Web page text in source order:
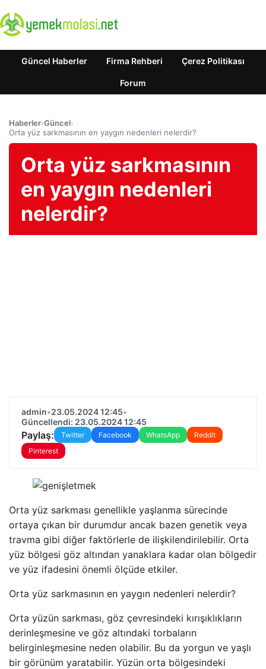
Güncel Haberler Firma Rehberi Çerez Politikası
Forum
Haberler›Güncel›
Orta yüz sarkmasının en yaygın nedenleri nelerdir?
Orta yüz sarkmasının
en yaygın nedenleri
nelerdir?
admin•23.05.2024 12:45•
Güncellendi: 23.05.2024 12:45
Paylaş: Twitter Facebook WhatsApp
Reddit
Pinterest
Orta yüz sarkması genellikle yaşlanma sürecinde
ortaya çıkan bir durumdur ancak bazen genetik veya
travma gibi diğer faktörlerle de ilişkilendirilebilir. Orta
yüz bölgesi göz altından yanaklara kadar olan bölgedir
ve yüz ifadesini önemli ölçüde etkiler.
Orta yüz sarkmasının en yaygın nedenleri nelerdir?
Orta yüzün sarkması, göz çevresindeki kırışıklıkların
derinleşmesine ve göz altındaki torbaların
belirginleşmesine neden olabilir. Bu da yorgun ve yaşlı
bir görünüm yaratabilir. Yüzün orta bölgesindeki